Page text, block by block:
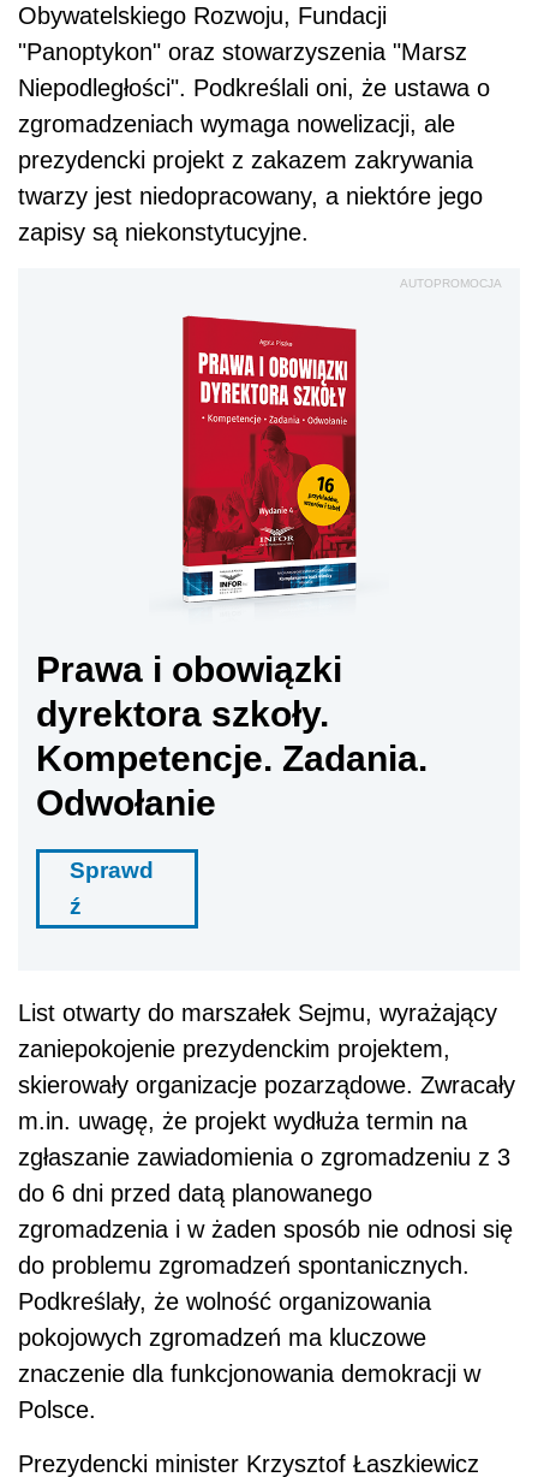
Obywatelskiego Rozwoju, Fundacji
"Panoptykon" oraz stowarzyszenia "Marsz
Niepodległości". Podkreślali oni, że ustawa o
zgromadzeniach wymaga nowelizacji, ale
prezydencki projekt z zakazem zakrywania
twarzy jest niedopracowany, a niektóre jego
zapisy są niekonstytucyjne.
AUTOPROMOCJA
Prawa i obowiązki
dyrektora szkoły.
Kompetencje. Zadania.
Odwołanie
Sprawd
ź
List otwarty do marszałek Sejmu, wyrażający
zaniepokojenie prezydenckim projektem,
skierowały organizacje pozarządowe. Zwracały
m.in. uwagę, że projekt wydłuża termin na
zgłaszanie zawiadomienia o zgromadzeniu z 3
do 6 dni przed datą planowanego
zgromadzenia i w żaden sposób nie odnosi się
do problemu zgromadzeń spontanicznych.
Podkreślały, że wolność organizowania
pokojowych zgromadzeń ma kluczowe
znaczenie dla funkcjonowania demokracji w
Polsce.
Prezydencki minister Krzysztof Łaszkiewicz